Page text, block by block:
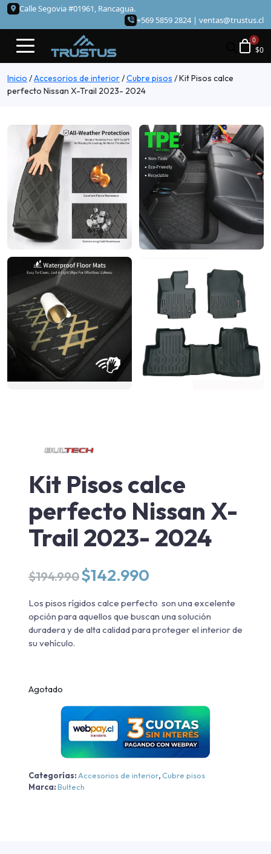
Calle Segovia #01961, Rancagua.
+569 5859 2824 | ventas@trustus.cl
$0
Inicio /Accesorios de interior/Cubre pisos /Kit Pisos calce
perfecto Nissan X-Trail 2023- 2024
Kit Pisos calce
perfecto Nissan X-
Trail 2023- 2024
$194.990 El
precio
original
era:
$194.990.
$142.990
actual
es:
$142.990.
Los pisos rígidos calce perfecto son una excelente
opción para aquellos que buscan una solución
duradera y de alta calidad para proteger el interior de
su vehículo.
Agotado
Categorías: Accesorios de interior,Cubre pisos
Marca:Bultech